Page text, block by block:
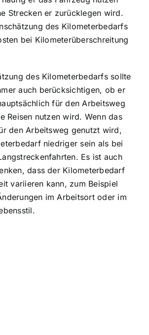
Strecken er zurücklegen wird.
des Kilometerbedarfs
bei Kilometerüberschreitung
des Kilometerbedarfs sollte
auch berücksichtigen, ob er
für den Arbeitsweg
Reisen nutzen wird. Wenn das
den Arbeitsweg genutzt wird,
niedriger sein als bei
Es ist auch
dass der Kilometerbedarf
variieren kann, zum Beispiel
im Arbeitsort oder im